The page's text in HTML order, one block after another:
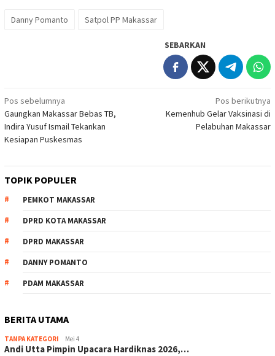
Danny Pomanto Satpol PP Makassar
SEBARKAN
Navigasi
pos
Pos sebelumnya
Gaungkan Makassar Bebas TB,
Indira Yusuf Ismail Tekankan
Kesiapan Puskesmas
Pos berikutnya
Kemenhub Gelar Vaksinasi di
Pelabuhan Makassar
TOPIK POPULER
PEMKOT MAKASSAR
DPRD KOTA MAKASSAR
DPRD MAKASSAR
DANNY POMANTO
PDAM MAKASSAR
BERITA UTAMA
TANPA KATEGORI Mei 4
Andi Utta Pimpin Upacara Hardiknas 2026,…